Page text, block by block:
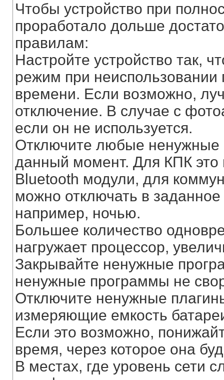
Чтобы устройство при
проработало дольше
правилам:
Настройте устройство так,
режим при неиспользовании
времени. Если возможно,
отключение. В случае с
если он не используется.
Отключите любые ненужные
данный момент. Для КПК это
Bluetooth модули, для
можно отключать в
например, ночью.
Большее количество
нагружает процессор,
Закрывайте ненужные
ненужные программы не
Отключите ненужные
измеряющие емкость
Если это возможно,
время, через которое она
В местах, где уровень сети